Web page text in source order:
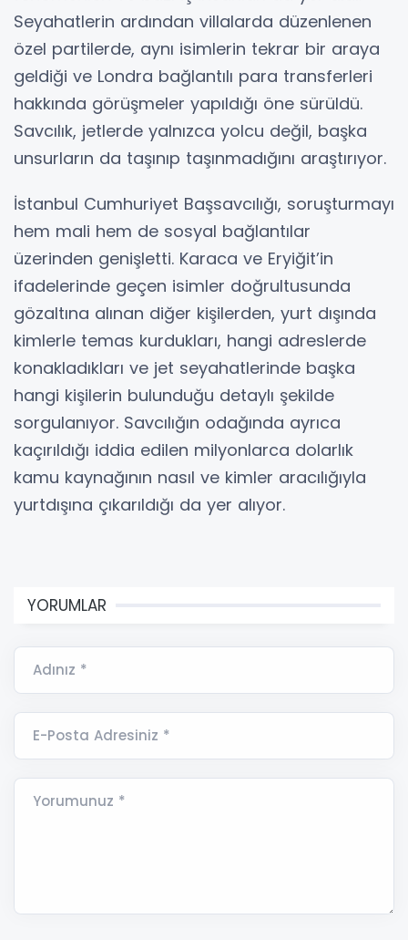
Seyahatlerin ardından villalarda düzenlenen
özel partilerde, aynı isimlerin tekrar bir araya
geldiği ve Londra bağlantılı para transferleri
hakkında görüşmeler yapıldığı öne sürüldü.
Savcılık, jetlerde yalnızca yolcu değil, başka
unsurların da taşınıp taşınmadığını araştırıyor.
İstanbul Cumhuriyet Başsavcılığı, soruşturmayı
hem mali hem de sosyal bağlantılar
üzerinden genişletti. Karaca ve Eryiğit’in
ifadelerinde geçen isimler doğrultusunda
gözaltına alınan diğer kişilerden, yurt dışında
kimlerle temas kurdukları, hangi adreslerde
konakladıkları ve jet seyahatlerinde başka
hangi kişilerin bulunduğu detaylı şekilde
sorgulanıyor. Savcılığın odağında ayrıca
kaçırıldığı iddia edilen milyonlarca dolarlık
kamu kaynağının nasıl ve kimler aracılığıyla
yurtdışına çıkarıldığı da yer alıyor.
YORUMLAR
Adınız *
E-Posta Adresiniz *
Yorumunuz *